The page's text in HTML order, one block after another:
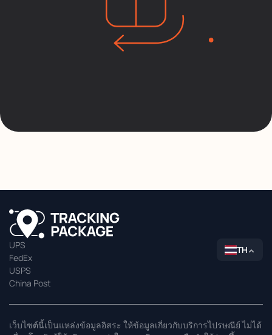
UPS
FedEx
USPS
China Post
TH
เว็บไซต์นี้เป็นแหล่งข้อมูลอิสระ ให้ข้อมูลเกี่ยวกับบริการไปรษณีย์ ไม่ได้